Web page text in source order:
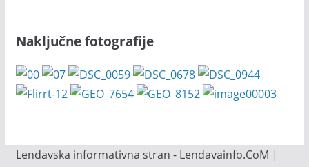
Naključne fotografije
Lendavska informativna stran - Lendavainfo.CoM |